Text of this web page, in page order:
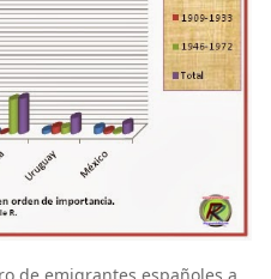
de emigrantes españoles a